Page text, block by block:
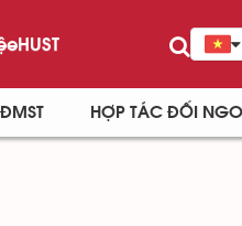
eHUST
HỢP TÁC ĐỐI